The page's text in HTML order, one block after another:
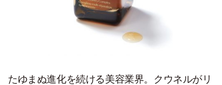
たゆまぬ進化を続ける美容業界。クウネルがリ